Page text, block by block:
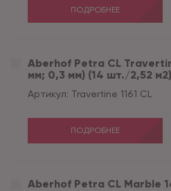
ПОДРОБНЕЕ
Aberhof Petra CL
мм; 0,3 мм) (14 шт./2,52 м2)
Артикул: Travertine 1161 CL
ПОДРОБНЕЕ
Aberhof Petra CL Marble